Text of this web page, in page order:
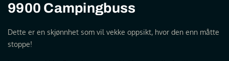
9900 Campingbuss
Dette er en skjønnhet som vil vekke oppsikt, hvor den enn måtte
stoppe!